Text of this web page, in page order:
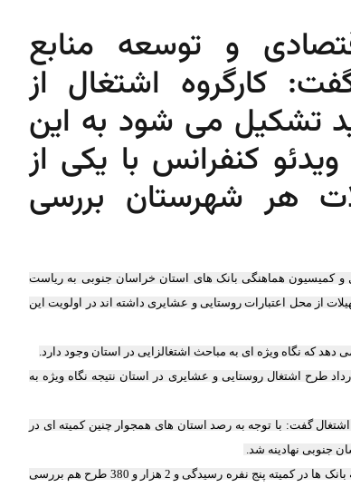
و توسعه منابع
کارگروه اشتغال از
تشکیل می شود به این
کنفرانس با یکی از
هر شهرستان بررسی
کمیسیون هماهنگی بانک های استان خراسان جنوبی به ریاست
از محل اعتبارات روستایی و عشایری داشته اند در اولویت این
که نگاه ویژه ای به مباحث اشتغالزایی در استان وجود دارد.
129 میلیارد تومان انعقاد قرارداد طرح اشتغال روستایی و عشایری در استان نتیجه نگاه ویژه به
گفت: با توجه به رصد استان های همجوار چنین کمیته ای در
جنوبی نهادینه شد.
عابدی افزود: 703 میلیارد تومان برای طرح های مصوب و معرفی شده به بانک ها در کمیته پنج نفره رسیدگی و 2 هزار و 380 طرح هم بررسی